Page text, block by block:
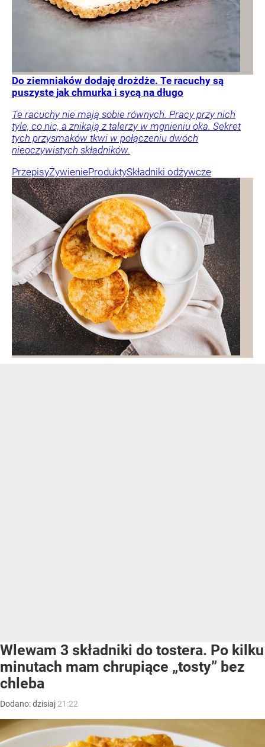
Do ziemniaków dodaję drożdże. Te racuchy są
puszyste jak chmurka i sycą na długo
Te racuchy nie mają sobie równych. Pracy przy nich
tyle, co nic, a znikają z talerzy w mgnieniu oka. Sekret
tych przysmaków tkwi w połączeniu dwóch
nieoczywistych składników.
PrzepisyŻywienieProduktySkładniki odżywcze
Wlewam 3 składniki do tostera. Po kilku
minutach mam chrupiące „tosty” bez
chleba
Dodano:dzisiaj 21:22